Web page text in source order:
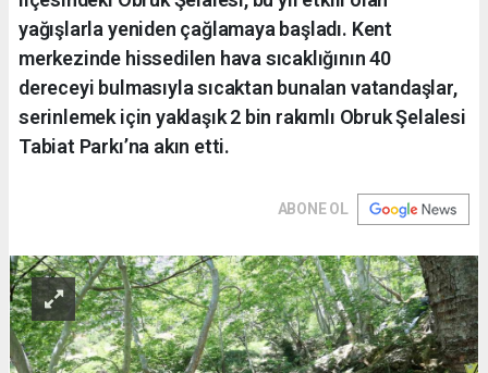
yağışlarla yeniden çağlamaya başladı. Kent
merkezinde hissedilen hava sıcaklığının 40
dereceyi bulmasıyla sıcaktan bunalan vatandaşlar,
serinlemek için yaklaşık 2 bin rakımlı Obruk Şelalesi
Tabiat Parkı’na akın etti.
ABONE OL